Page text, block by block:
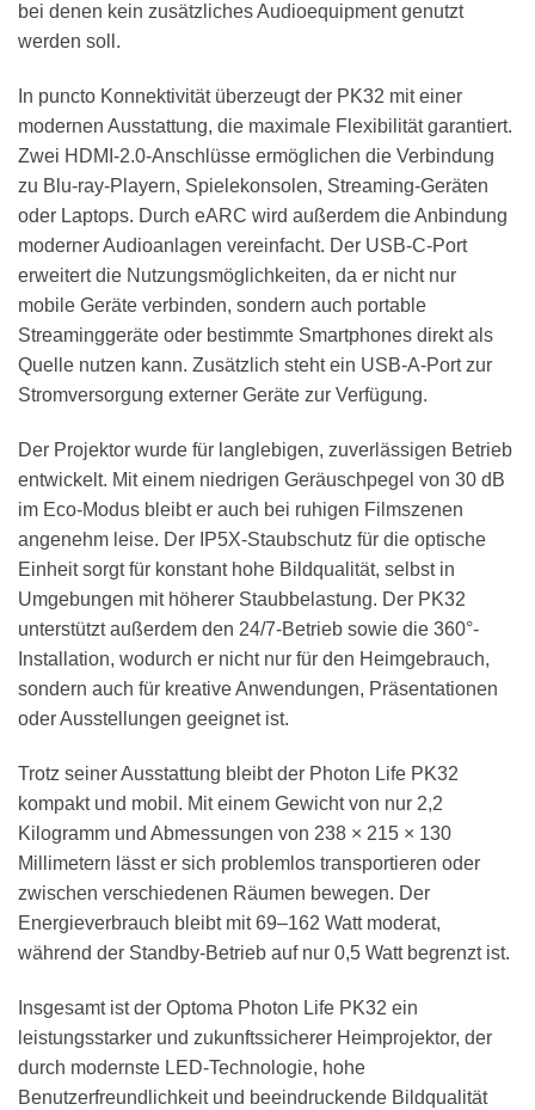
bei denen kein zusätzliches Audioequipment genutzt
werden soll.
In puncto Konnektivität überzeugt der PK32 mit einer
modernen Ausstattung, die maximale Flexibilität garantiert.
Zwei HDMI-2.0-Anschlüsse ermöglichen die Verbindung
zu Blu-ray-Playern, Spielekonsolen, Streaming-Geräten
oder Laptops. Durch eARC wird außerdem die Anbindung
moderner Audioanlagen vereinfacht. Der USB-C-Port
erweitert die Nutzungsmöglichkeiten, da er nicht nur
mobile Geräte verbinden, sondern auch portable
Streaminggeräte oder bestimmte Smartphones direkt als
Quelle nutzen kann. Zusätzlich steht ein USB-A-Port zur
Stromversorgung externer Geräte zur Verfügung.
Der Projektor wurde für langlebigen, zuverlässigen Betrieb
entwickelt. Mit einem niedrigen Geräuschpegel von 30 dB
im Eco-Modus bleibt er auch bei ruhigen Filmszenen
angenehm leise. Der IP5X-Staubschutz für die optische
Einheit sorgt für konstant hohe Bildqualität, selbst in
Umgebungen mit höherer Staubbelastung. Der PK32
unterstützt außerdem den 24/7-Betrieb sowie die 360°-
Installation, wodurch er nicht nur für den Heimgebrauch,
sondern auch für kreative Anwendungen, Präsentationen
oder Ausstellungen geeignet ist.
Trotz seiner Ausstattung bleibt der Photon Life PK32
kompakt und mobil. Mit einem Gewicht von nur 2,2
Kilogramm und Abmessungen von 238 × 215 × 130
Millimetern lässt er sich problemlos transportieren oder
zwischen verschiedenen Räumen bewegen. Der
Energieverbrauch bleibt mit 69–162 Watt moderat,
während der Standby-Betrieb auf nur 0,5 Watt begrenzt ist.
Insgesamt ist der Optoma Photon Life PK32 ein
leistungsstarker und zukunftssicherer Heimprojektor, der
durch modernste LED-Technologie, hohe
Benutzerfreundlichkeit und beeindruckende Bildqualität